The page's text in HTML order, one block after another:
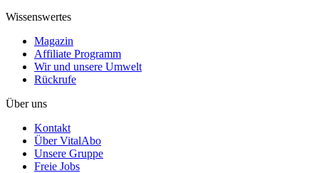
Wissenswertes
Magazin
Affiliate Programm
Wir und unsere Umwelt
Rückrufe
Über uns
Kontakt
Über VitalAbo
Unsere Gruppe
Freie Jobs